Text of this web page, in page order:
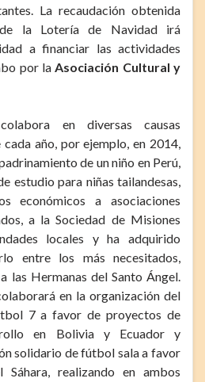
La recaudación obtenida
la Lotería de Navidad irá
a financiar las actividades
por laAsociación Cultural y
en diversas causas
año, por ejemplo, en 2014,
de un niño en Perú,
estudio para niñas tailandesas,
económicos a asociaciones
a la Sociedad de Misiones
locales y ha adquirido
entre los más necesitados,
las Hermanas del Santo Ángel.
en la organización del
7 a favor de proyectos de
en Bolivia y Ecuador y
solidario de fútbol sala a favor
realizando en ambos